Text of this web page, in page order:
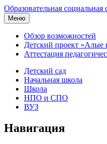
Образовательная социальная
Меню
Обзор возможностей
Детский проект «Алые
Аттестация
Детский сад
Начальная школа
Школа
НПО и СПО
ВУЗ
Навигация